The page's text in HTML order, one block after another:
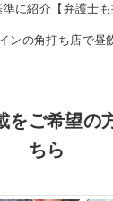
準に紹介【弁護士も
ンの角打ち店で昼
をご希望の
ちら